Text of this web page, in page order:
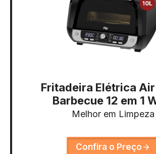
Fritadeira Elétrica
Barbecue 12 em 1
Melhor em Limpeza
Confira o Preço